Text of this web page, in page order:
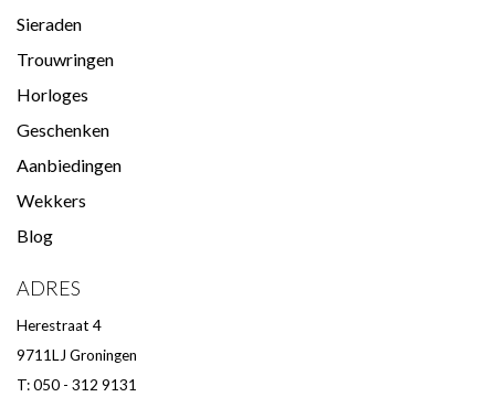
Sieraden
Trouwringen
Horloges
Geschenken
Aanbiedingen
Wekkers
Blog
ADRES
Herestraat 4
9711LJ Groningen
T: 050 - 312 9131